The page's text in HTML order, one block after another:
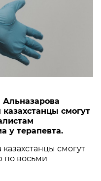
смогут
у терапевта.
смогут
по восьми